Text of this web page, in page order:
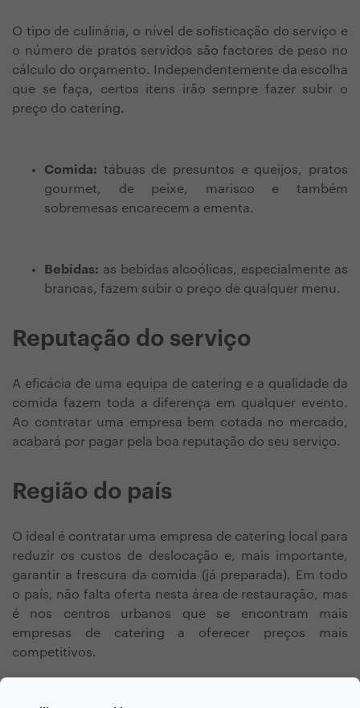
O tipo de culinária, o nível de sofisticação do serviço e
o número de pratos servidos são factores de peso no
cálculo do orçamento. Independentemente da escolha
que se faça, certos itens irão sempre fazer subir o
preço do catering.
Comida: tábuas de presuntos e queijos, pratos
gourmet, de peixe, marisco e também
sobremesas encarecem a ementa.
Bebidas: as bebidas alcoólicas, especialmente as
brancas, fazem subir o preço de qualquer menu.
Reputação do serviço
A eficácia de uma equipa de catering e a qualidade da
comida fazem toda a diferença em qualquer evento.
Ao contratar uma empresa bem cotada no mercado,
acabará por pagar pela boa reputação do seu serviço.
Região do país
O ideal é contratar uma empresa de catering local para
reduzir os custos de deslocação e, mais importante,
garantir a frescura da comida (já preparada). Em todo
o país, não falta oferta nesta área de restauração, mas
é nos centros urbanos que se encontram mais
empresas de catering a oferecer preços mais
competitivos.